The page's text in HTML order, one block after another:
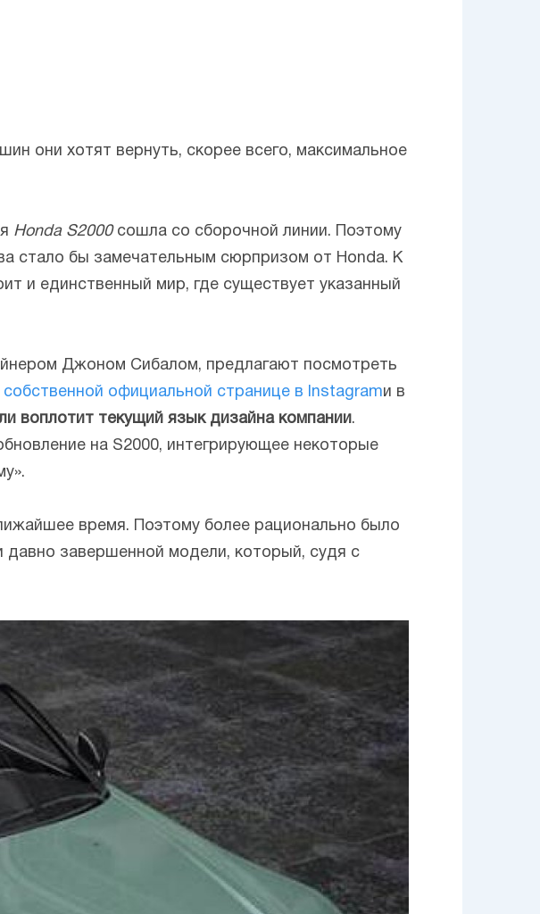
они хотят вернуть, скорее всего, максимальное
Honda S2000сошла со сборочной линии. Поэтому
стало бы замечательным сюрпризом от Honda. К
и единственный мир, где существует указанный
Джоном Сибалом, предлагают посмотреть
официальной странице в Instagramи в
воплотит текущий язык дизайна компании.
на S2000, интегрирующее некоторые
время. Поэтому более рационально было
давно завершенной модели, который, судя с